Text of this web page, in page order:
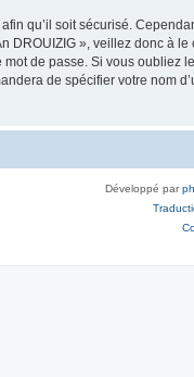
qu’il soit sécurisé.
DROUIZIG », veillez donc à
de passe. Si vous oubliez
de spécifier votre nom
Développé par